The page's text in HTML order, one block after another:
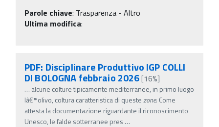
Parole chiave: Trasparenza - Altro
Ultima modifica:
PDF: Disciplinare Produttivo IGP COLLI
DI BOLOGNA febbraio 2026[16%]
… alcune colture tipicamente mediterranee, in primo luogo
lâ€™olivo, coltura caratteristica di questezone. Come
attesta la documentazione riguardante il riconoscimento
Unesco, le falde sotterranee pres …